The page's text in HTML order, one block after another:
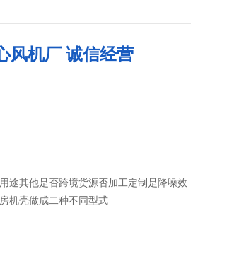
风机厂 诚信经营
途其他是否跨境货源否加工定制是降噪效
机壳做成二种不同型式